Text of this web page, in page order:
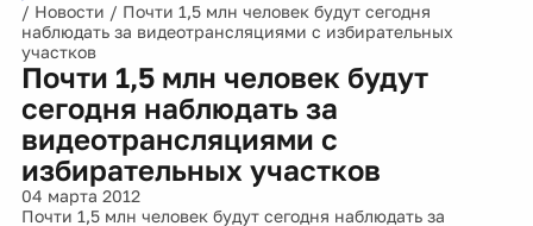
/ Новости / Почти 1,5 млн человек будут сегодня
наблюдать за видеотрансляциями с избирательных
участков
Почти 1,5 млн человек будут
сегодня наблюдать за
видеотрансляциями с
избирательных участков
04 марта 2012
Почти 1,5 млн человек будут сегодня наблюдать за